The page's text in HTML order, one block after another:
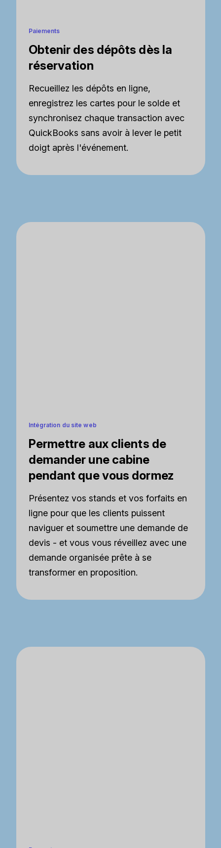
Paiements
Obtenir des dépôts dès la
réservation
Recueillez les dépôts en ligne,
enregistrez les cartes pour le solde et
synchronisez chaque transaction avec
QuickBooks sans avoir à lever le petit
doigt après l'événement.
Intégration du site web
Permettre aux clients de
demander une cabine
pendant que vous dormez
Présentez vos stands et vos forfaits en
ligne pour que les clients puissent
naviguer et soumettre une demande de
devis - et vous vous réveillez avec une
demande organisée prête à se
transformer en proposition.